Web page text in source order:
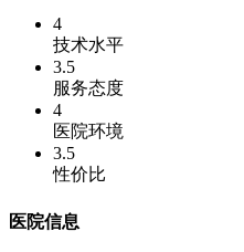
4
技术水平
3.5
服务态度
4
医院环境
3.5
性价比
医院信息